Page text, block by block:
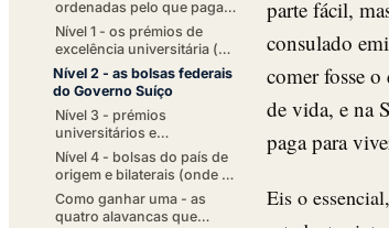
ordenadas pelo que pagam
- não pelo prestígio
Nível 1 - os prémios de
excelência universitária (o
mais próximo de um
mestrado totalmente
financiado)
Nível 2 - as bolsas federais
do Governo Suíço
Nível 3 - prémios
universitários e
especializados além da ETH
e da EPFL
Nível 4 - bolsas do país de
origem e bilaterais (onde a
maioria dos estudantes
realmente ganha)
Como ganhar uma - as
quatro alavancas que
parte fácil,
consulado
comer fosse
de vida, e na
paga para
Eis o